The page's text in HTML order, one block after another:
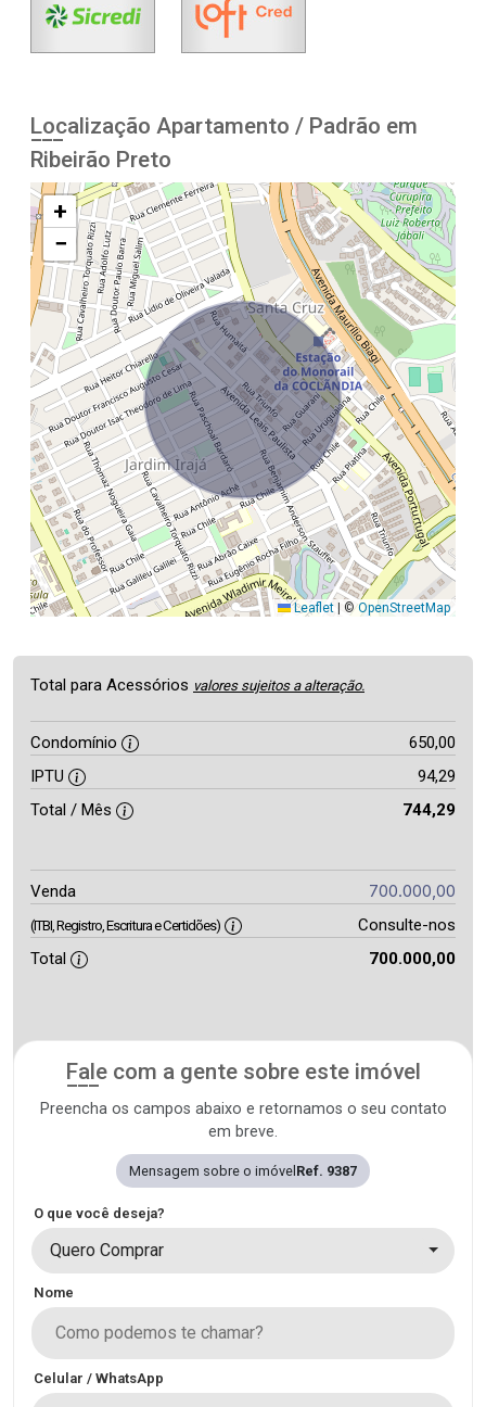
Localização Apartamento / Padrão em
Ribeirão Preto
+
−
Leaflet ©OpenStreetMap
Total para Acessórios valores sujeitos a alteração.
Condomínio
650,00
IPTU
94,29
Total / Mês
744,29
Venda 700.000,00
(ITBI, Registro, Escritura e Certidões)
Consulte-nos
Total
700.000,00
Fale com a gente sobre este imóvel
Preencha os campos abaixo e retornamos o seu contato
em breve.
Mensagem sobre o imóvel Ref. 9387
O que você deseja?
Quero Comprar
Nome
Celular / WhatsApp